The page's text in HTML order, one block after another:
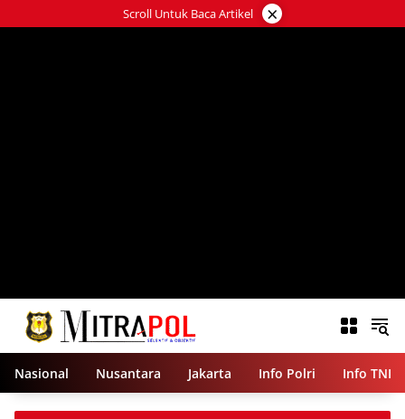
ke
Scroll Untuk Baca Artikel ×
Nasional Nusantara Jakarta Info Polri Info TNI